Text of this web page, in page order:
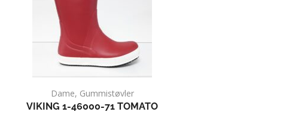
Dame, Gummistøvler
VIKING 1-46000-71 TOMATO